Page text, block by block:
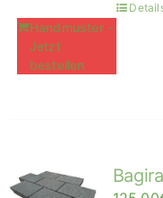
Handmuster -
Jetzt
bestellen